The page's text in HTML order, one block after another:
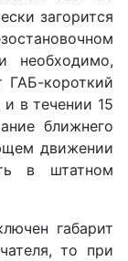
загорится
необходимо,
ГАБ-короткий
в течении 15
ближнего
движении
в штатном
габарит
то при